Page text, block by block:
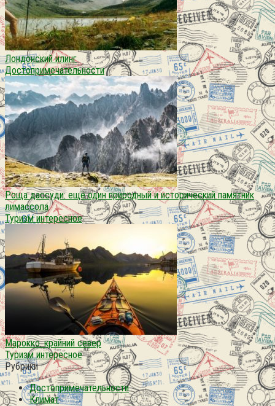
Лондонский илинг
Достопримечательности
Роща дассуди: ещё один природный и исторический памятник
лимассола
Туризм интересное
Марокко. крайний север
Туризм интересное
Рубрики
Достопримечательности
Климат